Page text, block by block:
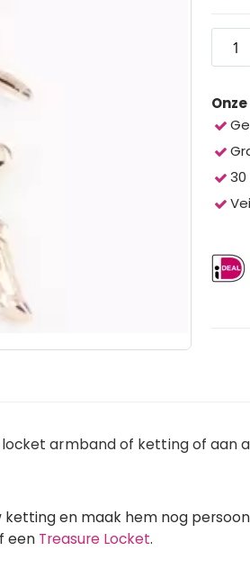
armband of ketting of aan
ketting en maak hem nog
een Treasure Locket.